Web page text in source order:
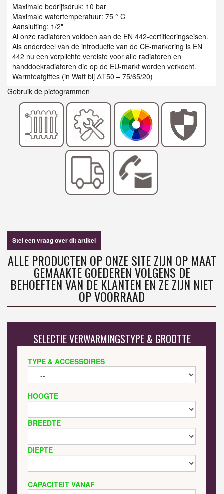
Maximale bedrijfsdruk: 10 bar
Maximale watertemperatuur: 75 ° C
Aansluiting: 1/2"
Al onze radiatoren voldoen aan de EN 442-certificeringseisen.
Als onderdeel van de introductie van de CE-markering is EN
442 nu een verplichte vereiste voor alle radiatoren en
handdoekradiatoren die op de EU-markt worden verkocht.
Warmteafgiftes (in Watt bij ΔT50 – 75/65/20)
Gebruik de pictogrammen
Stel een vraag over dit artikel
ALLE PRODUCTEN OP ONZE SITE ZIJN OP MAAT
GEMAAKTE GOEDEREN VOLGENS DE
BEHOEFTEN VAN DE KLANTEN EN ZE ZIJN NIET
OP VOORRAAD
SELECTIE VERWARMINGSTYPE & GROOTTE
TYPE & ACCESSOIRES
HOOGTE
BREEDTE
DIEPTE
CAPACITEIT VANAF